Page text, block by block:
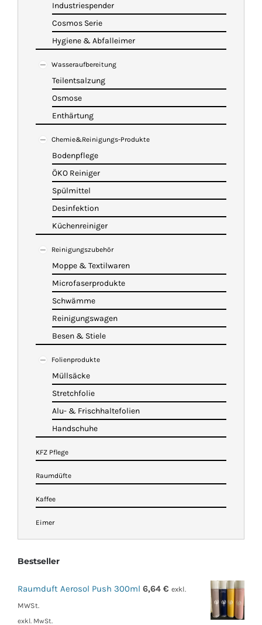
Industriespender
Cosmos Serie
Hygiene & Abfalleimer
Wasseraufbereitung
Teilentsalzung
Osmose
Enthärtung
Chemie&Reinigungs-Produkte
Bodenpflege
ÖKO Reiniger
Spülmittel
Desinfektion
Küchenreiniger
Reinigungszubehör
Moppe & Textilwaren
Microfaserprodukte
Schwämme
Reinigungswagen
Besen & Stiele
Folienprodukte
Müllsäcke
Stretchfolie
Alu- & Frischhaltefolien
Handschuhe
KFZ Pflege
Raumdüfte
Kaffee
Eimer
Bestseller
Raumduft Aerosol Push 300ml 6,64 € exkl.
MWSt.
exkl. MwSt.